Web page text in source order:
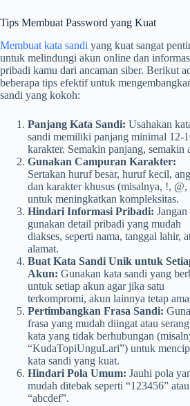
Tips Membuat Password yang Kuat
Membuat kata sandi yang kuat sangat
untuk melindungi akun online dan
pribadi kamu dari ancaman siber. Berikut
beberapa tips efektif untuk
sandi yang kokoh:
Panjang Kata Sandi: Usahakan
sandi memiliki panjang minimal 12-
karakter. Semakin panjang, semakin
Gunakan Campuran Karakter:
Sertakan huruf besar, huruf kecil,
dan karakter khusus (misalnya, !, @,
untuk meningkatkan kompleksitas.
Hindari Informasi Pribadi: Jangan
gunakan detail pribadi yang mudah
diakses, seperti nama, tanggal lahir,
alamat.
Buat Kata Sandi Unik untuk
Akun: Gunakan kata sandi yang
untuk setiap akun agar jika satu
terkompromi, akun lainnya tetap
Pertimbangkan Frasa Sandi:
frasa yang mudah diingat atau
kata yang tidak berhubungan
“KudaTopiUnguLari”) untuk
kata sandi yang kuat.
Hindari Pola Umum: Jauhi pola
mudah ditebak seperti “123456” atau
“abcdef”.